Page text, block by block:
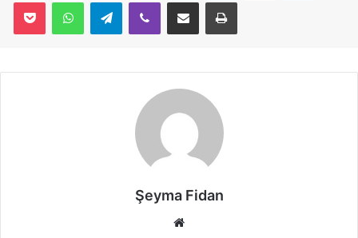
Telegram
Şeyma Fidan